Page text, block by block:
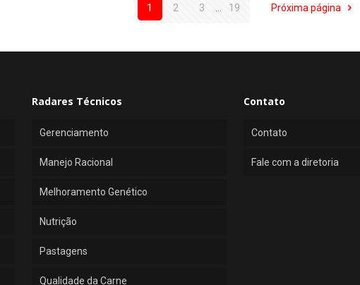
1 2 3 ... 19 Próxima página
Radares Técnicos
Gerenciamento
Manejo Racional
Melhoramento Genético
Nutrição
Pastagens
Qualidade da Carne
Contato
Contato
Fale com a diretoria